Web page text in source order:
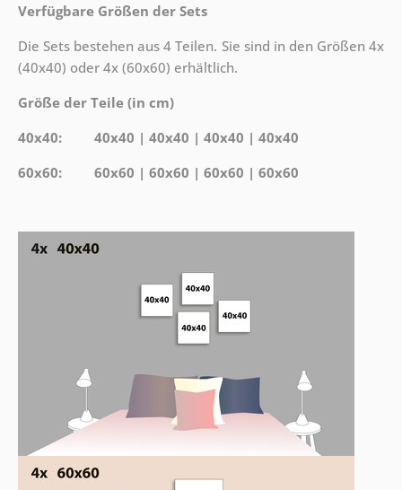
Verfügbare Größen der Sets
Die Sets bestehen aus 4 Teilen. Sie sind in den Größen 4x
(40x40) oder 4x (60x60) erhältlich.
Größe der Teile (in cm)
40x40: 40x40 | 40x40 | 40x40 | 40x40
60x60: 60x60 | 60x60 | 60x60 | 60x60